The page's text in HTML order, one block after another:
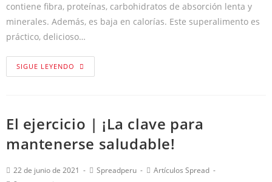
contiene fibra, proteínas, carbohidratos de absorción lenta y
minerales. Además, es baja en calorías. Este superalimento es
práctico, delicioso…
SIGUE LEYENDO
El ejercicio | ¡La clave para
mantenerse saludable!
22 de junio de 2021 Spreadperu
Artículos Spread